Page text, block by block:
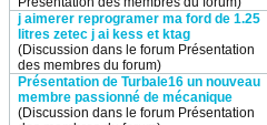
j aimerer reprogramer ma ford de 1.25
litres zetec j ai kess et ktag
(Discussion dans le forum Présentation
des membres du forum)
Présentation de Turbale16 un nouveau
membre passionné de mécanique
(Discussion dans le forum Présentation